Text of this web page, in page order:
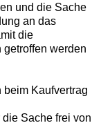
und die Sache
an das
die
werden
beim Kaufvertrag
Sache frei von